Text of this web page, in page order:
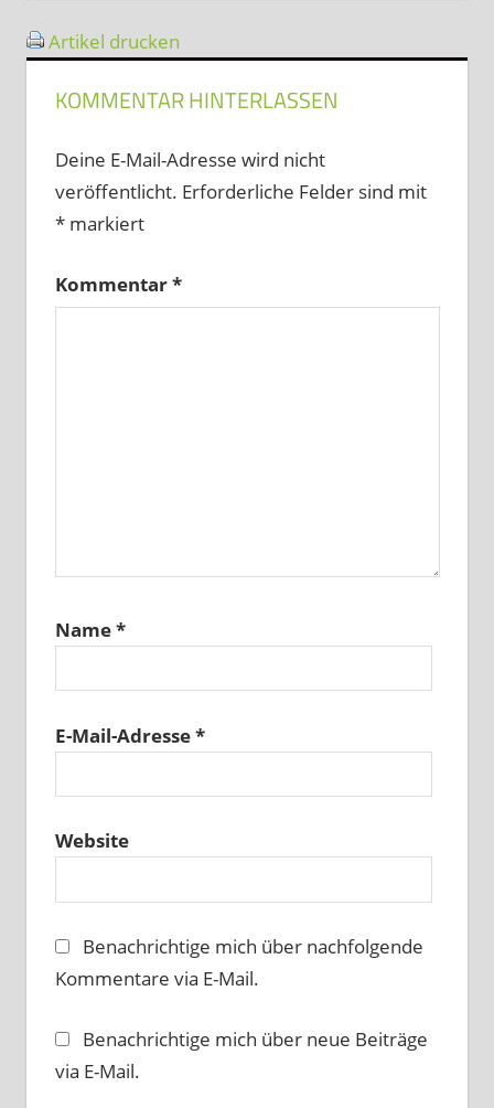
Artikel drucken
KOMMENTAR HINTERLASSEN
Deine E-Mail-Adresse wird nicht
veröffentlicht. Erforderliche Felder sind mit
*markiert
Kommentar*
Name*
E-Mail-Adresse*
Website
Benachrichtige mich über nachfolgende
Kommentare via E-Mail.
Benachrichtige mich über neue Beiträge
via E-Mail.